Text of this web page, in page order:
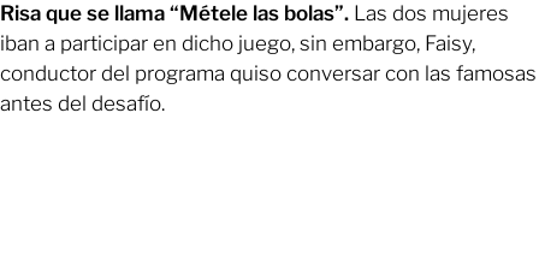
Risa que se llama “Métele las bolas”. Las dos mujeres
iban a participar en dicho juego, sin embargo, Faisy,
conductor del programa quiso conversar con las famosas
antes del desafío.